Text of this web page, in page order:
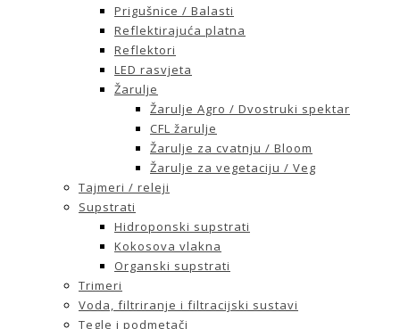
Prigušnice / Balasti
Reflektirajuća platna
Reflektori
LED rasvjeta
Žarulje
Žarulje Agro / Dvostruki spektar
CFL žarulje
Žarulje za cvatnju / Bloom
Žarulje za vegetaciju / Veg
Tajmeri / releji
Supstrati
Hidroponski supstrati
Kokosova vlakna
Organski supstrati
Trimeri
Voda, filtriranje i filtracijski sustavi
Tegle i podmetači